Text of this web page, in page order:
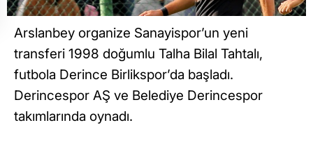
Arslanbey organize Sanayispor’un yeni
transferi 1998 doğumlu Talha Bilal Tahtalı,
futbola Derince Birlikspor’da başladı.
Derincespor AŞ ve Belediye Derincespor
takımlarında oynadı.